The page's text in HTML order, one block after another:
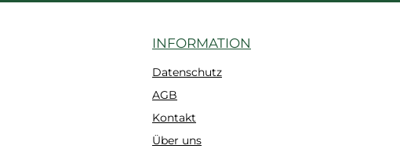
INFORMATION
Datenschutz
AGB
Kontakt
Über uns